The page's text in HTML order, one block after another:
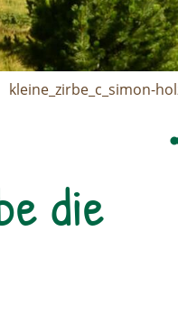
kleine_zirbe_c_simon-
die